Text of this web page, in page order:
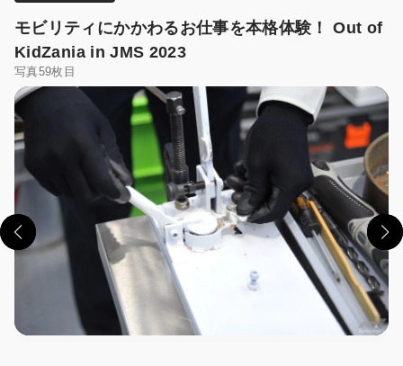
モビリティにかかわるお仕事を本格体験！ Out of
KidZania in JMS 2023
写真59枚目